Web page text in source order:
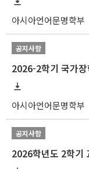
아시아언어문명학부
공지사항
2026-2학기 국가
아시아언어문명학부
공지사항
2026학년도 2학기